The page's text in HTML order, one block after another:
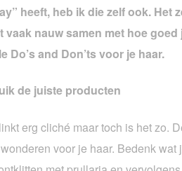
heeft, heb ik die zelf ook. Het
vaak nauw samen met hoe goed
Do’s and Don’ts voor je haar.
de juiste producten
erg cliché maar toch is het zo.
voor je haar. Bedenk wat